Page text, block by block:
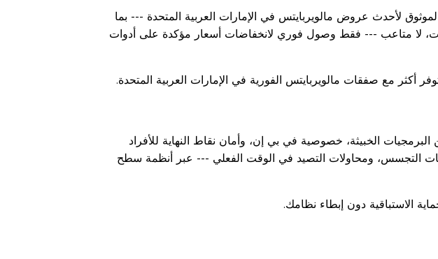
لأحدث عروض مالويربايتس في الإمارات العربية المتحدة --- بما
لا متاعب --- فقط وصول فوري لانخفاضات أسعار مؤكدة على أدوات
أكثر مع صفقات مالويربايتس الفورية في الإمارات العربية المتحدة.
الخبيثة، خصوصية في بي إن، وأمان نقاط النهاية للأفراد
التجسس، ومحاولات التصيد في الوقت الفعلي --- عبر أنظمة سطح
الاستباقية دون إبطاء نظامك.